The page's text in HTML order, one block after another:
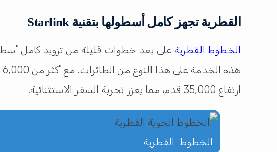
القطرية تجهز كامل أسطولها بتقنية Starlink
الخطوط القطرية
ارتفاع 35,000 قدم، مما يعزز تجربة السفر الاستثنائية.
الخطوط القطرية